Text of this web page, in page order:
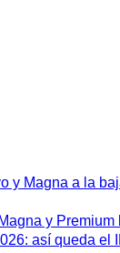
y Magna a la
y Premium
así queda el